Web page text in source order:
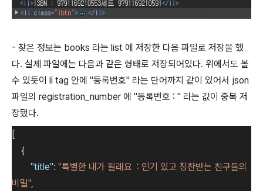
- 찾은 정보는 books 라는 list 에 저장한 다음 파일로 저장을 했
다. 실제 파일에는 다음과 같은 형태로 저장되어있다. 위에서도 볼
수 있듯이 li tag 안에 "등록번호" 라는 단어까지 같이 있어서 json
파일의 registration_number 에 "등록번호 : " 라는 값이 중복 저
장됐다.
[
{
"title": "특별한 내가 될래요 : 인기 있고 칭찬받는 친구들의
비밀",